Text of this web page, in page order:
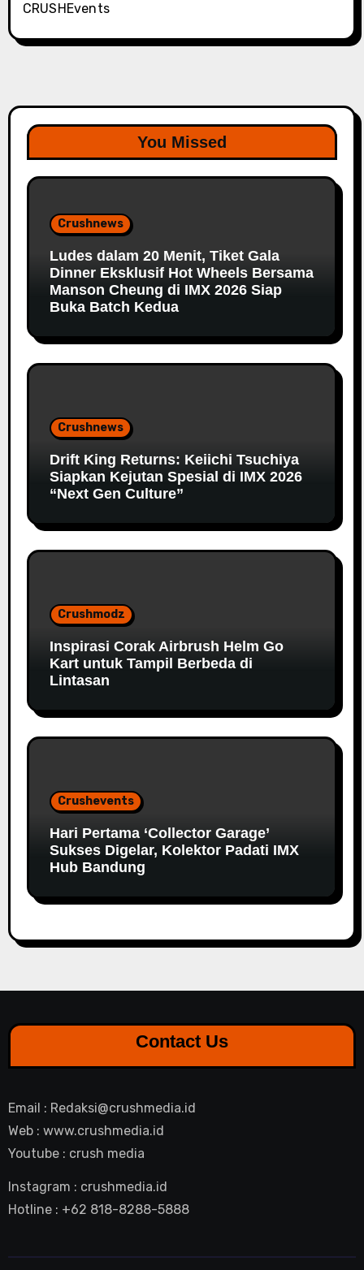
CRUSHEvents
You Missed
Crushnews
Ludes dalam 20 Menit, Tiket Gala
Dinner Eksklusif Hot Wheels Bersama
Manson Cheung di IMX 2026 Siap
Buka Batch Kedua
Crushnews
Drift King Returns: Keiichi Tsuchiya
Siapkan Kejutan Spesial di IMX 2026
“Next Gen Culture”
Crushmodz
Inspirasi Corak Airbrush Helm Go
Kart untuk Tampil Berbeda di
Lintasan
Crushevents
Hari Pertama ‘Collector Garage’
Sukses Digelar, Kolektor Padati IMX
Hub Bandung
Contact Us
Email : Redaksi@crushmedia.id
Web : www.crushmedia.id
Youtube : crush media
Instagram : crushmedia.id
Hotline : +62 818-8288-5888